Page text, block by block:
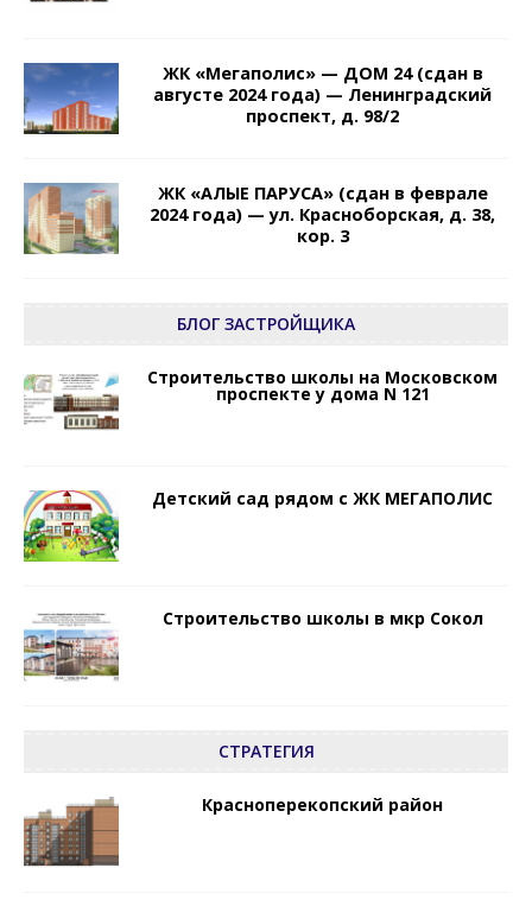
ЖК «Мегаполис» — ДОМ 24 (сдан в
августе 2024 года) — Ленинградский
проспект, д. 98/2
ЖК «АЛЫЕ ПАРУСА» (сдан в феврале
2024 года) — ул. Красноборская, д. 38,
кор. 3
БЛОГ ЗАСТРОЙЩИКА
Строительство школы на Московском
проспекте у дома N 121
Детский сад рядом с ЖК МЕГАПОЛИС
Строительство школы в мкр Сокол
СТРАТЕГИЯ
Красноперекопский район